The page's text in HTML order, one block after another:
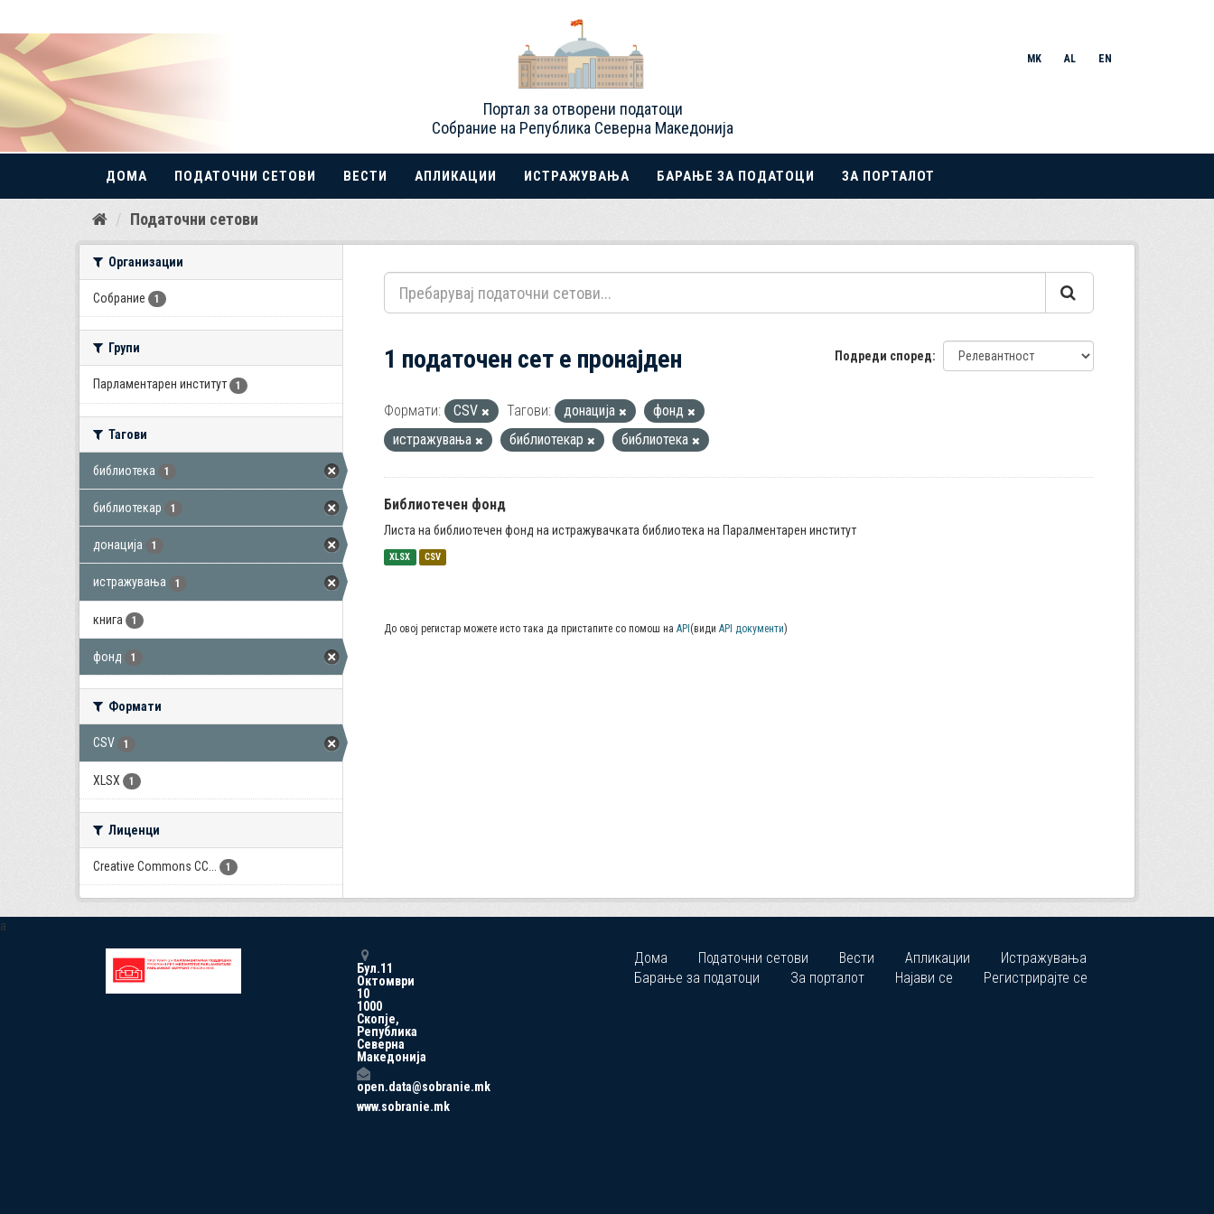
Прескокнете
Портал за отворени податоци
Собрание на Република Северна Македонија
MK AL EN
ДОМА ПОДАТОЧНИ СЕТОВИ ВЕСТИ АПЛИКАЦИИ ИСТРАЖУВАЊА БАРАЊЕ ЗА ПОДАТОЦИ ЗА ПОРТАЛОТ
Податочни сетови
Организации
Собрание 1
Групи
Парламентарен институт 1
Тагови
библиотека 1
библиотекар 1
донација 1
истражувања 1
книга 1
фонд 1
Формати
CSV 1
XLSX 1
Лиценци
Creative Commons CC... 1
Подреди според
1 податочен сет е пронајден
Формати: CSV Тагови: донација
фонд
истражувања
библиотекар библиотека
Библиотечен фонд
Листа на библиотечен фонд на истражувачката библиотека на Паралментарен институт
XLSX CSV
До овој регистар можете исто така да пристапите со помош на API (види API документи)
a
Бул.11
Октомври
10
1000
Скопје,
Република
Северна
Македонија
open.data@sobranie.mk
www.sobranie.mk
Дома Податочни сетови Вести Апликации
Истражувања
Барање за податоци
За порталот Најави се Регистрирајте се